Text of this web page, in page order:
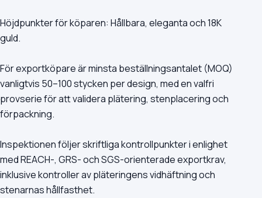
Höjdpunkter för köparen: Hållbara, eleganta och 18K
guld.
För exportköpare är minsta beställningsantalet (MOQ)
vanligtvis 50–100 stycken per design, med en valfri
provserie för att validera plätering, stenplacering och
förpackning.
Inspektionen följer skriftliga kontrollpunkter i enlighet
med REACH-, GRS- och SGS-orienterade exportkrav,
inklusive kontroller av pläteringens vidhäftning och
stenarnas hållfasthet.